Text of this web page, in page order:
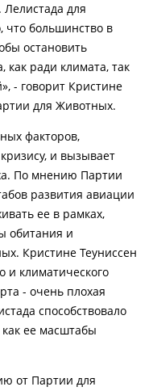
Лелистада для
что большинство в
остановить
как ради климата, так
- говорит Кристине
для Животных.
факторов,
и вызывает
По мнению Партии
развития авиации
ее в рамках,
обитания и
Кристине Теуниссен
и климатического
- очень плохая
способствовало
ее масштабы
от Партии для